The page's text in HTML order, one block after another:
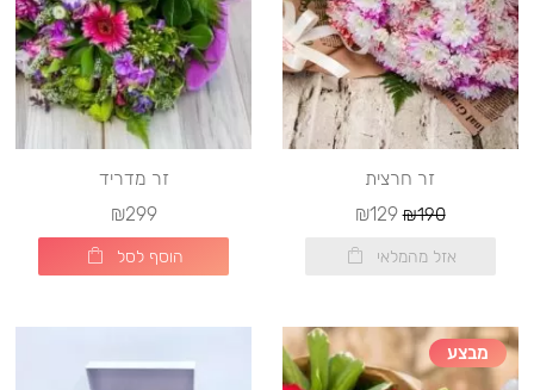
זר חרצית
₪190
₪129
אזל מהמלאי
זר מדריד
₪299
הוסף לסל
מבצע